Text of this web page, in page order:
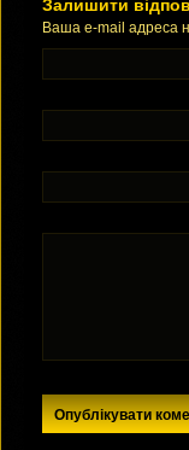
Залишити
Ваша e-mail адреса